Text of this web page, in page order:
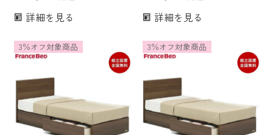
マットレスセット ベッドセッ
スノコ すのこベッド 日本製
詳細を見る
ットレス付き マットレス 70周
たい かため ハード ベット
詳細を見る
3％オフ対象商品 3％オフ対象商品